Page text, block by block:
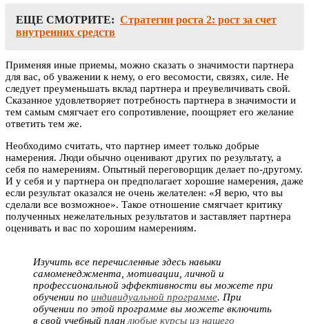
ЕЩЕ СМОТРИТЕ: Стратегии роста 2: рост за счет
внутренних средств
Применяя иные приемы, можно сказать о значимости партнера
для вас, об уважении к нему, о его весомости, связях, силе. Не
следует преуменьшать вклад партнера и преувеличивать свой.
Сказанное удовлетворяет потребность партнера в значимости и
тем самым смягчает его сопротивление, поощряет его желание
ответить тем же.
Необходимо считать, что партнер имеет только добрые
намерения. Люди обычно оценивают других по результату, а
себя по намерениям. Опытный переговорщик делает по-другому.
И у себя и у партнера он предполагает хорошие намерения, даже
если результат оказался не очень желателен: «Я верю, что вы
сделали все возможное». Такое отношение смягчает критику
полученных нежелательных результатов и заставляет партнера
оценивать и вас по хорошим намерениям.
Изучить все перечисленные здесь навыки
самоменеджмента, мотивации, личной и
профессиональной эффективности вы можете при
обучении по индивидуальной программе. При
обучении по этой программе вы можете включить
в свой учебный планлюбые курсы из нашего